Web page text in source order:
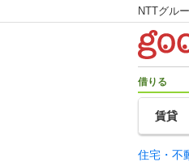
NTTグル
借りる
賃貸
住宅・不